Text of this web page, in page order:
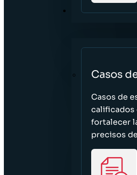
RECURSOS
Casos
Casos de
calificados
fortalecer
precisos